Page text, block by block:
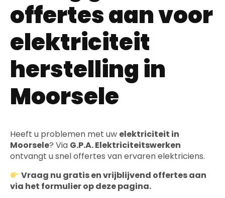
offertes aan voor
elektriciteit
herstelling in
Moorsele
Heeft u problemen met uw elektriciteit in
Moorsele? Via G.P.A. Elektriciteitswerken
ontvangt u snel offertes van ervaren elektriciens.
Vraag nu gratis en vrijblijvend offertes aan
via het formulier op deze pagina.